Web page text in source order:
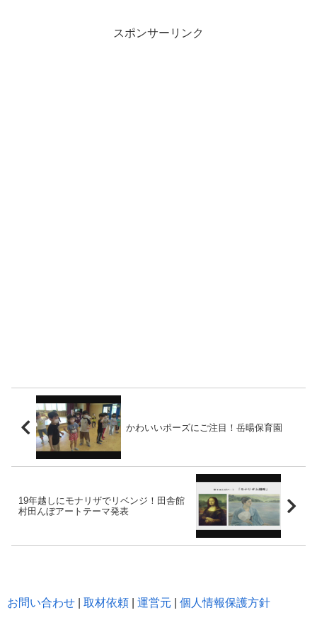
スポンサーリンク
かわいいポーズにご注目！岳暘保育園
19年越しにモナリザでリベンジ！田舎館
村田んぼアートテーマ発表
お問い合わせ 取材依頼 運営元 個人情報保護方針